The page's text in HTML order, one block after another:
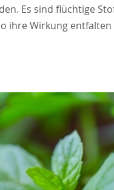
Es sind flüchtige
ihre Wirkung entfalten